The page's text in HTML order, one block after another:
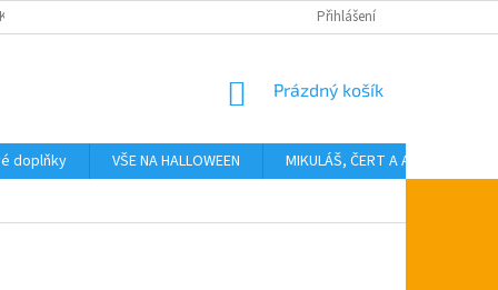
Přihlášení
NÁKUPNÍ
Prázdný košík
doplňky VŠE NA HALLOWEEN MIKULÁŠ, ČERT A ANDĚL